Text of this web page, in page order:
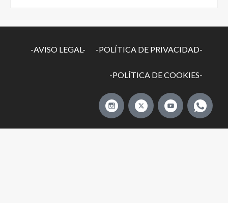
-AVISO LEGAL- -POLÍTICA DE PRIVACIDAD-
-POLÍTICA DE COOKIES-